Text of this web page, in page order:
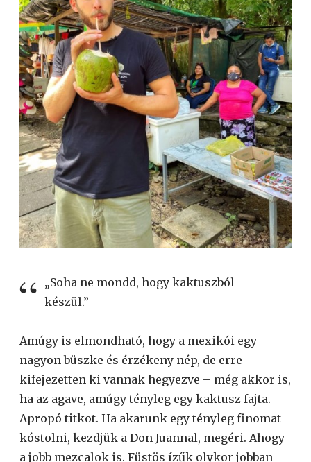
„Soha ne mondd, hogy kaktuszból
készül.”
Amúgy is elmondható, hogy a mexikói egy
nagyon büszke és érzékeny nép, de erre
kifejezetten ki vannak hegyezve – még akkor is,
ha az agave, amúgy tényleg egy kaktusz fajta.
Apropó titkot. Ha akarunk egy tényleg finomat
kóstolni, kezdjük a Don Juannal, megéri. Ahogy
a jobb mezcalok is. Füstös ízűk olykor jobban